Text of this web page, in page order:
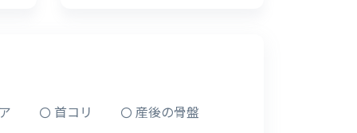
首コリ
産後の骨盤